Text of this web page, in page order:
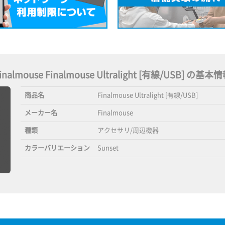
Finalmouse Ultralight [有線/USB] の基本情
商品名 Finalmouse Ultralight [有線/USB]
メーカー名 Finalmouse
種類 アクセサリ/周辺機器
カラーバリエーション Sunset